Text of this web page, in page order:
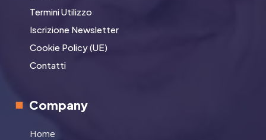
Termini Utilizzo
Iscrizione Newsletter
Cookie Policy (UE)
Contatti
Company
Home